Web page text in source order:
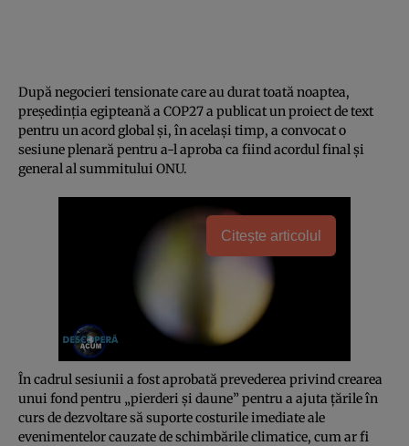
După negocieri tensionate care au durat toată noaptea,
președinția egipteană a COP27 a publicat un proiect de text
pentru un acord global și, în același timp, a convocat o
sesiune plenară pentru a-l aproba ca fiind acordul final și
general al summitului ONU.
Citește articolul
În cadrul sesiunii a fost aprobată prevederea privind crearea
unui fond pentru „pierderi și daune” pentru a ajuta țările în
curs de dezvoltare să suporte costurile imediate ale
evenimentelor cauzate de schimbările climatice, cum ar fi